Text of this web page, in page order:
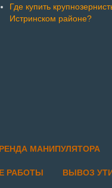
Где купить
Истринском районе?
МАНИПУЛЯТОРА
РАБОТЫ ВЫВОЗ